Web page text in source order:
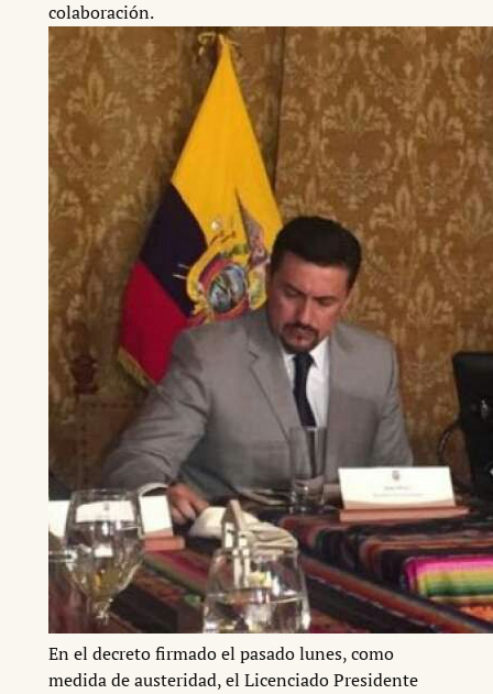
colaboración.
En el decreto firmado el pasado lunes, como
medida de austeridad, el Licenciado Presidente